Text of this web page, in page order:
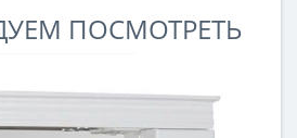
ПОСМОТРЕТЬ